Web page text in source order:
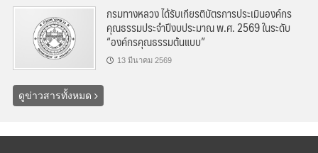
กรมทางหลวง ได้รับเกียรติบัตรการประเมินองค์กร
คุณธรรมประจำปีงบประมาณ พ.ศ. 2569 ในระดับ
“องค์กรคุณธรรมต้นแบบ”
13 มีนาคม 2569
ดูข่าวสารทั้งหมด